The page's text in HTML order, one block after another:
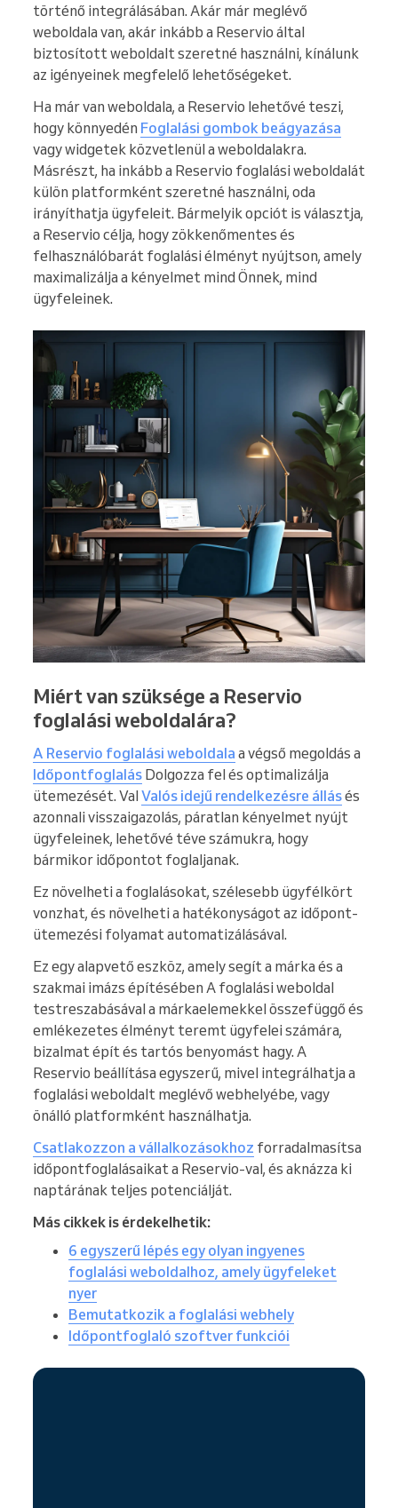
történő integrálásában. Akár már meglévő
weboldala van, akár inkább a Reservio által
biztosított weboldalt szeretné használni, kínálunk
az igényeinek megfelelő lehetőségeket.
Ha már van weboldala, a Reservio lehetővé teszi,
hogy könnyedén Foglalási gombok beágyazása
vagy widgetek közvetlenül a weboldalakra.
Másrészt, ha inkább a Reservio foglalási weboldalát
külön platformként szeretné használni, oda
irányíthatja ügyfeleit. Bármelyik opciót is választja,
a Reservio célja, hogy zökkenőmentes és
felhasználóbarát foglalási élményt nyújtson, amely
maximalizálja a kényelmet mind Önnek, mind
ügyfeleinek.
Miért van szüksége a Reservio
foglalási weboldalára?
A Reservio foglalási weboldala a végső megoldás a
Időpontfoglalás Dolgozza fel és optimalizálja
ütemezését. Val Valós idejű rendelkezésre állásés
azonnali visszaigazolás, páratlan kényelmet nyújt
ügyfeleinek, lehetővé téve számukra, hogy
bármikor időpontot foglaljanak.
Ez növelheti a foglalásokat, szélesebb ügyfélkört
vonzhat, és növelheti a hatékonyságot az időpont-
ütemezési folyamat automatizálásával.
Ez egy alapvető eszköz, amely segít a márka és a
szakmai imázs építésében A foglalási weboldal
testreszabásával a márkaelemekkel összefüggő és
emlékezetes élményt teremt ügyfelei számára,
bizalmat épít és tartós benyomást hagy. A
Reservio beállítása egyszerű, mivel integrálhatja a
foglalási weboldalt meglévő webhelyébe, vagy
önálló platformként használhatja.
Csatlakozzon a vállalkozásokhoz forradalmasítsa
időpontfoglalásaikat a Reservio-val, és aknázza ki
naptárának teljes potenciálját.
Más cikkek is érdekelhetik:
6 egyszerű lépés egy olyan ingyenes
foglalási weboldalhoz, amely ügyfeleket
nyer
Bemutatkozik a foglalási webhely
Időpontfoglaló szoftver funkciói